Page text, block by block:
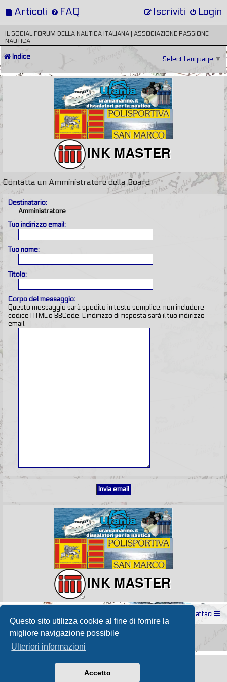
Questo sito utilizza cookie al fine di fornire la
migliore navigazione possibile
Ulteriori informazioni
Accetto
Articoli FAQ Login
Iscriviti
IL SOCIAL FORUM DELLA NAUTICA ITALIANA | ASSOCIAZIONE PASSIONE
NAUTICA
Indice Select Language ▼
Contatta un Amministratore della Board
Destinatario:
Amministratore
Tuo indirizzo email:
Tuo nome:
Titolo:
Corpo del messaggio:
Questo messaggio sarà spedito in testo semplice, non includere
codice HTML o BBCode. L’indirizzo di risposta sarà il tuo indirizzo
email.
Contattaci
Powered byphpBB® Forum Software © phpBB Limited
Passione Nutica 2017 style created by
Traduzione Italiana